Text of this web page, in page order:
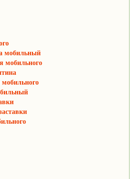
мобильный
мобильного